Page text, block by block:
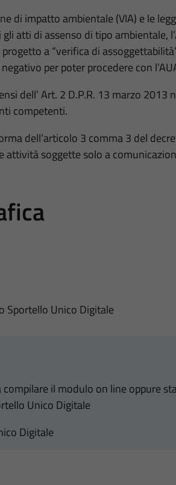
di impatto ambientale (VIA) e le
atti di assenso di tipo ambientale,
a “verifica di
per poter procedere con
dell’ Art. 2 D.P.R. 13 marzo 2013
competenti.
dell’articolo 3 comma 3 del
attività soggette solo a
Sportello Unico Digitale
il modulo on line oppure
Unico Digitale
Digitale